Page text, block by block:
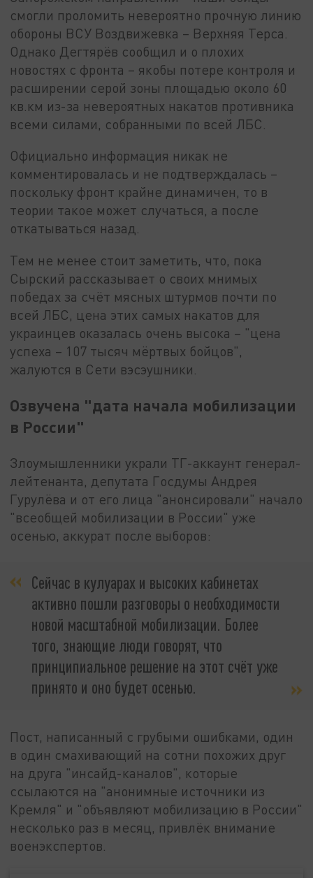
смогли проломить невероятно прочную линию
обороны ВСУ Воздвижевка – Верхняя Терса.
Однако Дегтярёв сообщил и о плохих
новостях с фронта – якобы потере контроля и
расширении серой зоны площадью около 60
кв.км из-за невероятных накатов противника
всеми силами, собранными по всей ЛБС.
Официально информация никак не
комментировалась и не подтверждалась –
поскольку фронт крайне динамичен, то в
теории такое может случаться, а после
откатываться назад.
Тем не менее стоит заметить, что, пока
Сырский рассказывает о своих мнимых
победах за счёт мясных штурмов почти по
всей ЛБС, цена этих самых накатов для
украинцев оказалась очень высока – "цена
успеха – 107 тысяч мёртвых бойцов",
жалуются в Сети вэсэушники.
Озвучена "дата начала мобилизации
в России"
Злоумышленники украли ТГ-аккаунт генерал-
лейтенанта, депутата Госдумы Андрея
Гурулёва и от его лица "анонсировали" начало
"всеобщей мобилизации в России" уже
осенью, аккурат после выборов:
Сейчас в кулуарах и высоких кабинетах
активно пошли разговоры о необходимости
новой масштабной мобилизации. Более
того, знающие люди говорят, что
принципиальное решение на этот счёт уже
принято и оно будет осенью.
Пост, написанный с грубыми ошибками, один
в один смахивающий на сотни похожих друг
на друга "инсайд-каналов", которые
ссылаются на "анонимные источники из
Кремля" и "объявляют мобилизацию в России"
несколько раз в месяц, привлёк внимание
военэкспертов.